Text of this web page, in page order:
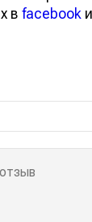
в facebook